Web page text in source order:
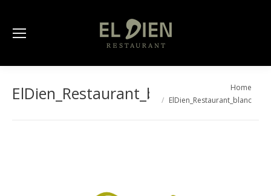
ElDien_Restaurant_blanc
Home
ElDien_Restaurant_blanc